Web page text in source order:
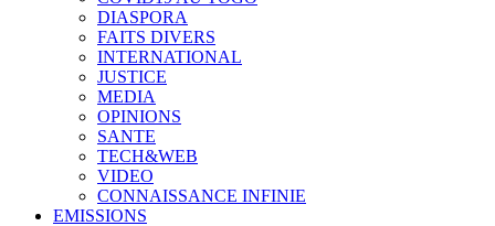
DIASPORA
FAITS DIVERS
INTERNATIONAL
JUSTICE
MEDIA
OPINIONS
SANTE
TECH&WEB
VIDEO
CONNAISSANCE INFINIE
EMISSIONS